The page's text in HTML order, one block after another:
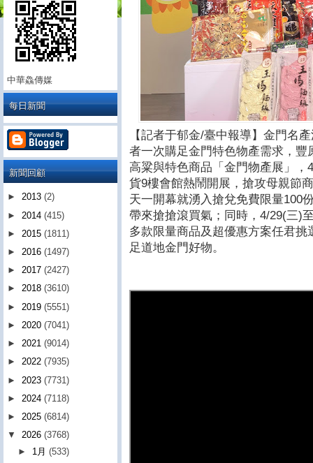
【記者于郁金/臺中報導】金門名
者一次購足金門特色物產需求，
高粱與特色商品「金門物產展」
貨9樓會館熱鬧開展，搶攻母親節
天一開幕就湧入搶兌免費限量100
帶來搶搶滾買氣；同時，4/29(三)
多款限量商品及超優惠方案任君
足道地金門好物。
中華鱻傳媒
每日新聞
新聞回顧
► 2013 (2)
► 2014 (415)
► 2015 (1811)
► 2016 (1497)
► 2017 (2427)
► 2018 (3610)
► 2019 (5551)
► 2020 (7041)
► 2021 (9014)
► 2022 (7935)
► 2023 (7731)
► 2024 (7118)
► 2025 (6814)
▼ 2026 (3768)
► 1月(533)